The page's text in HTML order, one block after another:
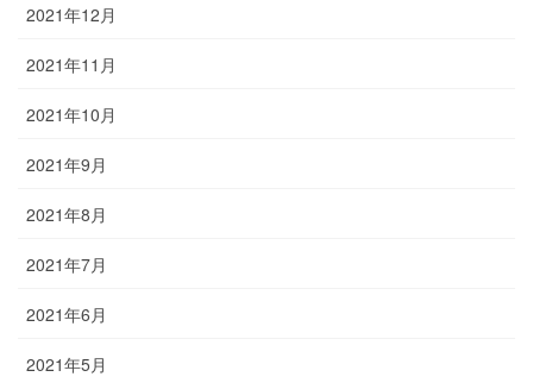
2021年12月
2021年11月
2021年10月
2021年9月
2021年8月
2021年7月
2021年6月
2021年5月